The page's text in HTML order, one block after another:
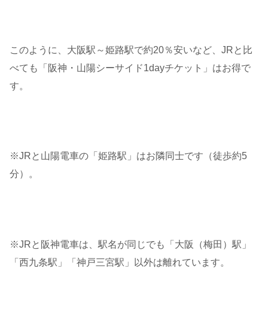
このように、大阪駅～姫路駅で約20％安いなど、JRと比
べても「阪神・山陽シーサイド1dayチケット」はお得で
す。
※JRと山陽電車の「姫路駅」はお隣同士です（徒歩約5
分）。
※JRと阪神電車は、駅名が同じでも「大阪（梅田）駅」
「西九条駅」「神戸三宮駅」以外は離れています。